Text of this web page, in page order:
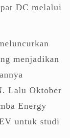
DC melalui
menjadikan
Lalu Oktober
Energy
untuk studi